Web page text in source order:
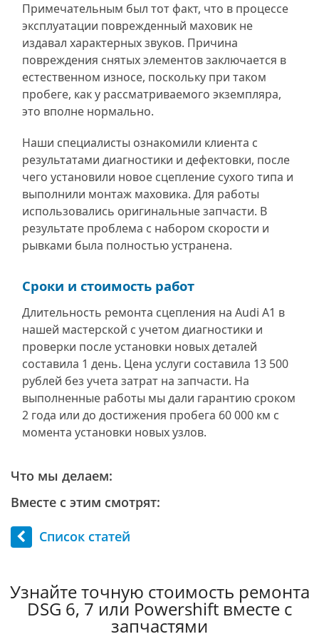
Примечательным был тот факт, что в процессе
эксплуатации поврежденный маховик не
издавал характерных звуков. Причина
повреждения снятых элементов заключается в
естественном износе, поскольку при таком
пробеге, как у рассматриваемого экземпляра,
это вполне нормально.
Наши специалисты ознакомили клиента с
результатами диагностики и дефектовки, после
чего установили новое сцепление сухого типа и
выполнили монтаж маховика. Для работы
использовались оригинальные запчасти. В
результате проблема с набором скорости и
рывками была полностью устранена.
Сроки и стоимость работ
Длительность ремонта сцепления на Audi A1 в
нашей мастерской с учетом диагностики и
проверки после установки новых деталей
составила 1 день. Цена услуги составила 13 500
рублей без учета затрат на запчасти. На
выполненные работы мы дали гарантию сроком
2 года или до достижения пробега 60 000 км с
момента установки новых узлов.
Что мы делаем:
Вместе с этим смотрят:
Список статей
Узнайте точную стоимость ремонта
DSG 6, 7 или Powershift вместе с
запчастями